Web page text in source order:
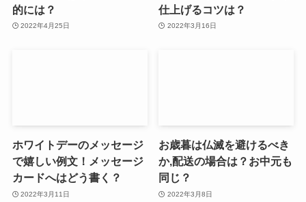
的には？
2022年4月25日
仕上げるコツは？
2022年3月16日
ホワイトデーのメッセージ
で嬉しい例文！メッセージ
カードへはどう書く？
2022年3月11日
お歳暮は仏滅を避けるべき
か,配送の場合は？お中元も
同じ？
2022年3月8日